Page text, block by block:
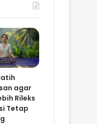
agar
Rileks
Tetap